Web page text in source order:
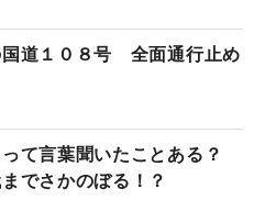
国道１０８号 全面通行止め
って言葉聞いたことある？
でさかのぼる！？